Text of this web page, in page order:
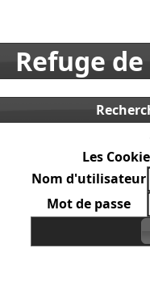
Refuge
Les
Nom d'utilisateur
Mot de passe